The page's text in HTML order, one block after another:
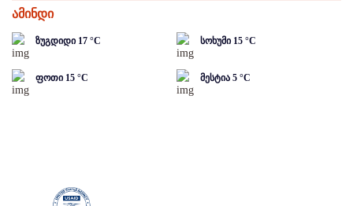
ამინდი
ზუგდიდი 17 °C სოხუმი 15 °C
ფოთი 15 °C მესტია 5 °C